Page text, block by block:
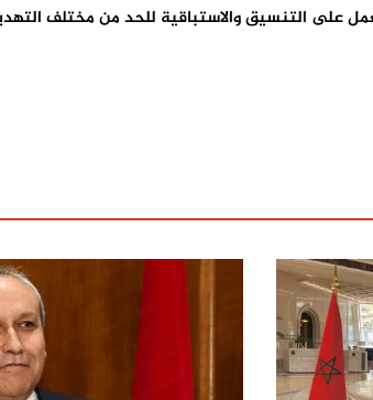
على التنسيق والاستباقية للحد من مختلف